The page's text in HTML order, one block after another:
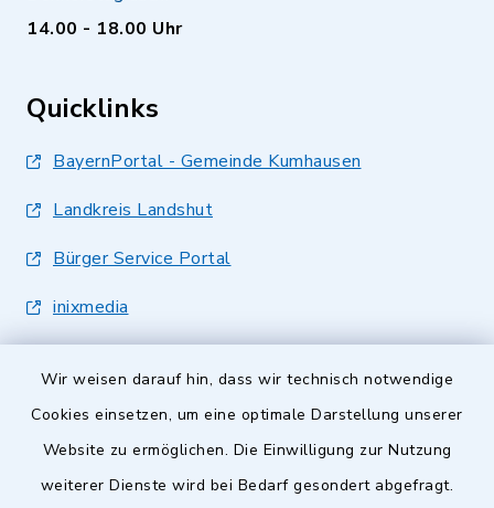
Wir weisen darauf hin, dass wir technisch notwendige
Cookies einsetzen, um eine optimale Darstellung unserer
Website zu ermöglichen. Die Einwilligung zur Nutzung
weiterer Dienste wird bei Bedarf gesondert abgefragt.
14.00 - 18.00 Uhr
Quicklinks
BayernPortal - Gemeinde Kumhausen
Landkreis Landshut
Bürger Service Portal
inixmedia